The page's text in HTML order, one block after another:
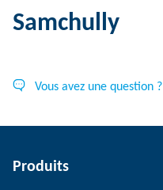
Samchully
Vous avez une question ?
Produits